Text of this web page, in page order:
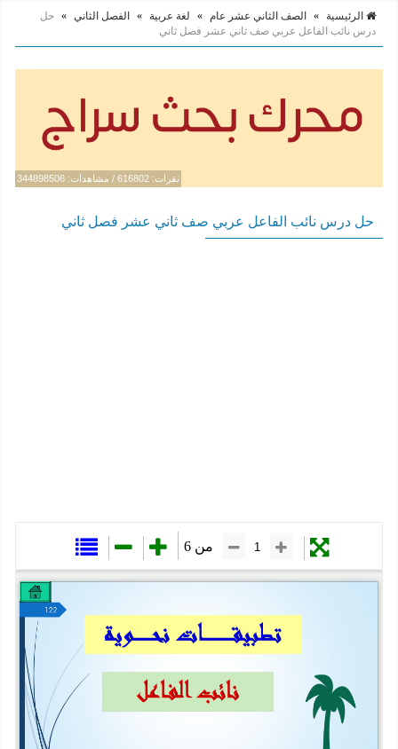
الرئيسية » الصف الثاني عشر عام » لغة عربية » الفصل الثاني » حل
درس نائب الفاعل عربي صف ثاني عشر فصل ثاني
نقرات: 616802 / مشاهدات: 344898506
حل درس نائب الفاعل عربي صف ثاني عشر فصل ثاني